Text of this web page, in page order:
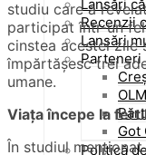
Lansări
Recenzii
Lansări
Parteneri
Got
Politică
studiu care a
participat într-un
cinstea acestei zile
împărtășesc trei
umane.
Viața începe la
În studiul